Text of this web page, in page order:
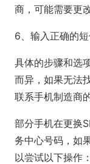
商，可能需要更
6、输入正确的
具体的步骤和选
而异，如果无法
联系手机制造商
部分手机在更换
务中心号码，如
以尝试以下操作：